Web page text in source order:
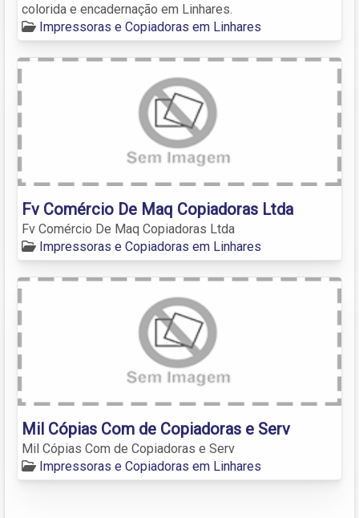
colorida e encadernação em Linhares.
Impressoras e Copiadoras em Linhares
Fv Comércio De Maq Copiadoras Ltda
Fv Comércio De Maq Copiadoras Ltda
Impressoras e Copiadoras em Linhares
Mil Cópias Com de Copiadoras e Serv
Mil Cópias Com de Copiadoras e Serv
Impressoras e Copiadoras em Linhares